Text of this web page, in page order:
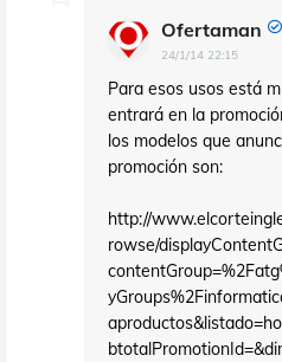
Ofertaman
24/1/14 22:15
Para esos usos está
entrará en la
los modelos que
promoción son:
http://
rowse/